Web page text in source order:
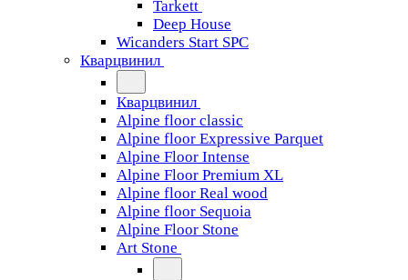
Tarkett
Deep House
Wicanders Start SPC
Кварцвинил
Кварцвинил
Alpine floor classic
Alpine floor Expressive Parquet
Alpine Floor Intense
Alpine Floor Premium XL
Alpine floor Real wood
Alpine floor Sequoia
Alpine Floor Stone
Art Stone